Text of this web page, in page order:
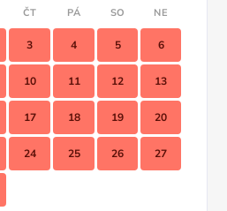
ČT PÁ SO NE
3 4 5 6
10 11 12 13
17 18 19 20
24 25 26 27